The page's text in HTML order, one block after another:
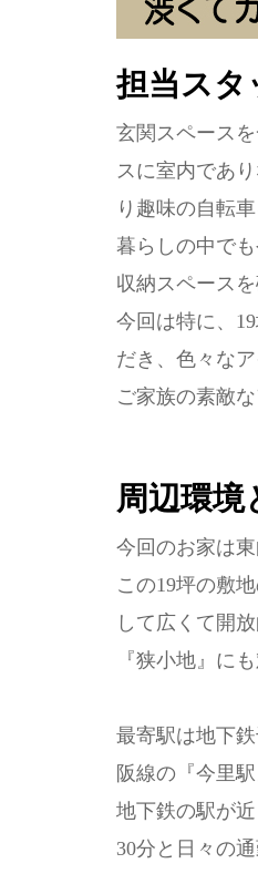
担当スタ
玄関スペース
スに室内であ
り趣味の自転
暮らしの中で
収納スペースを
今回は特に、
だき、色々な
ご家族の素敵
周辺環境
今回のお家は
この19坪の敷
して広くて開
『狭小地』に
最寄駅は地下
阪線の『今里
地下鉄の駅が
30分と日々の